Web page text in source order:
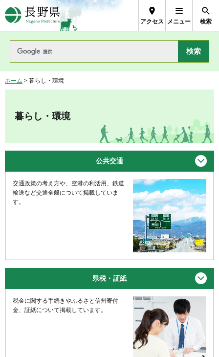
長野県Nagano Prefecture
アクセス メニュー 検索
ホーム > 暮らし・環境
暮らし・環境
公共交通
交通政策の考え方や、空港の利活用、鉄道
輸送など交通全般について掲載していま
す。
県税・証紙
税金に関する手続きやふるさと信州寄付
金、証紙について掲載しています。